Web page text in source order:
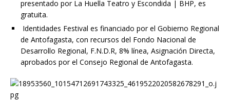
presentado por La Huella Teatro y Escondida | BHP, es
gratuita.
Identidades Festival es financiado por el Gobierno Regional
de Antofagasta, con recursos del Fondo Nacional de
Desarrollo Regional, F.N.D.R, 8% línea, Asignación Directa,
aprobados por el Consejo Regional de Antofagasta.